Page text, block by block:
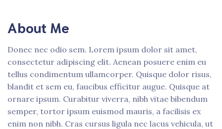
About Me
Donec nec odio sem. Lorem ipsum dolor sit amet,
consectetur adipiscing elit. Aenean posuere enim eu
tellus condimentum ullamcorper. Quisque dolor risus,
blandit et sem eu, faucibus efficitur augue. Quisque at
ornare ipsum. Curabitur viverra, nibh vitae bibendum
semper, tortor ipsum euismod mauris, a facilisis ex
enim non nibh. Cras cursus ligula nec lacus vehicula, ut